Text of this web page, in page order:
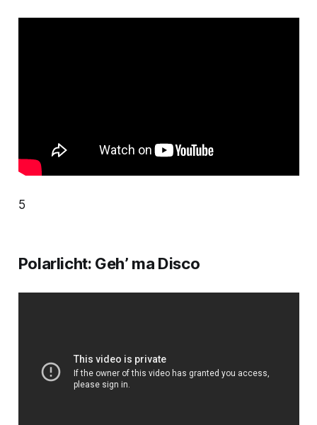
5
Polarlicht: Geh’ ma Disco